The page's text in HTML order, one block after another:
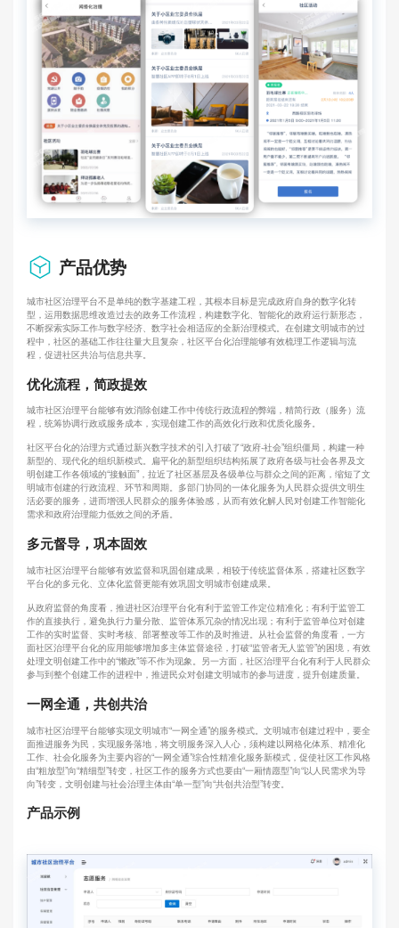
产品优势
城市社区治理平台不是单纯的数字基建工程，其根本目标是完成政府自身的数字化转
型，运用数据思维改造过去的政务工作流程，构建数字化、智能化的政府运行新形态，
不断探索实际工作与数字经济、数字社会相适应的全新治理模式。在创建文明城市的过
程中，社区的基础工作往往量大且复杂，社区平台化治理能够有效梳理工作逻辑与流
程，促进社区共治与信息共享。
优化流程，简政提效
城市社区治理平台能够有效消除创建工作中传统行政流程的弊端，精简行政（服务）流
程，统筹协调行政或服务成本，实现创建工作的高效化行政和优质化服务。
社区平台化的治理方式通过新兴数字技术的引入打破了“政府-社会”组织僵局，构建一种
新型的、现代化的组织新模式。扁平化的新型组织结构拓展了政府各级与社会各界及文
明创建工作各领域的“接触面”，拉近了社区基层及各级单位与群众之间的距离，缩短了文
明城市创建的行政流程、环节和周期。多部门协同的一体化服务为人民群众提供文明生
活必要的服务，进而增强人民群众的服务体验感，从而有效化解人民对创建工作智能化
需求和政府治理能力低效之间的矛盾。
多元督导，巩本固效
城市社区治理平台能够有效监督和巩固创建成果，相较于传统监督体系，搭建社区数字
平台化的多元化、立体化监督更能有效巩固文明城市创建成果。
从政府监督的角度看，推进社区治理平台化有利于监管工作定位精准化；有利于监管工
作的直接执行，避免执行力量分散、监管体系冗杂的情况出现；有利于监管单位对创建
工作的实时监督、实时考核、部署整改等工作的及时推进。从社会监督的角度看，一方
面社区治理平台化的应用能够增加多主体监督途径，打破“监管者无人监管”的困境，有效
处理文明创建工作中的“懒政”等不作为现象。另一方面，社区治理平台化有利于人民群众
参与到整个创建工作的进程中，推进民众对创建文明城市的参与进度，提升创建质量。
一网全通，共创共治
城市社区治理平台能够实现文明城市“一网全通”的服务模式。文明城市创建过程中，要全
面推进服务为民，实现服务落地，将文明服务深入人心，须构建以网格化体系、精准化
工作、社会化服务为主要内容的“一网全通”综合性精准化服务新模式，促使社区工作风格
由“粗放型”向“精细型”转变，社区工作的服务方式也要由“一厢情愿型”向“以人民需求为导
向”转变，文明创建与社会治理主体由“单一型”向“共创共治型”转变。
产品示例